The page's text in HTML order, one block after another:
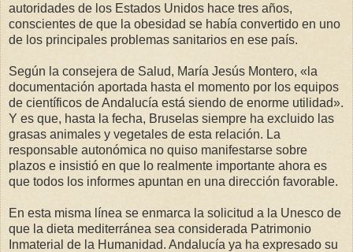
autoridades de los Estados Unidos hace tres años,
conscientes de que la obesidad se había convertido en uno
de los principales problemas sanitarios en ese país.
Según la consejera de Salud, María Jesús Montero, «la
documentación aportada hasta el momento por los equipos
de científicos de Andalucía está siendo de enorme utilidad».
Y es que, hasta la fecha, Bruselas siempre ha excluido las
grasas animales y vegetales de esta relación. La
responsable autonómica no quiso manifestarse sobre
plazos e insistió en que lo realmente importante ahora es
que todos los informes apuntan en una dirección favorable.
En esta misma línea se enmarca la solicitud a la Unesco de
que la dieta mediterránea sea considerada Patrimonio
Inmaterial de la Humanidad. Andalucía ya ha expresado su